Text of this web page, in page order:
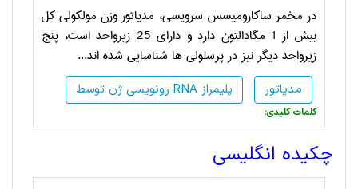
در مخمر ساکارومیسس سرویسی، مدیاتور وزن مولکولی کل
بیش از 1 مگادالتون دارد و دارای 25 زیرواحد است، پنج
زیرواحد دیگر نیز در پرسلولی ها شناسایی شده اند...
رونویسی ژن توسط RNA پلیمراز مدیاتور
:کلمات کلیدی
چکیده انگلیسی